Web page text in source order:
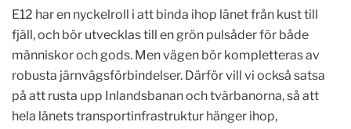
E12 har en nyckelroll i att binda ihop länet från kust till
fjäll, och bör utvecklas till en grön pulsåder för både
människor och gods. Men vägen bör kompletteras av
robusta järnvägsförbindelser. Därför vill vi också satsa
på att rusta upp Inlandsbanan och tvärbanorna, så att
hela länets transportinfrastruktur hänger ihop,